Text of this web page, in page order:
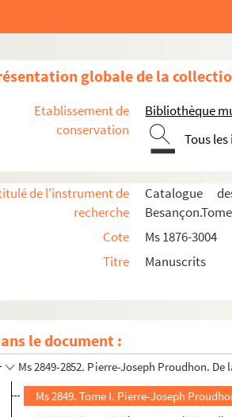
globale de la
Etablissement de
conservation
Bibliothèque
Tous
de l'instrument de
recherche
Catalogue
Cote
Ms 1876-3004
Titre
Manuscrits
le document :
Ms 2831. Pierre-Joseph Proudhon.
Ms 2838. Pierre-Joseph Proudhon. Les
Ms 2839. Pierre-Joseph Proudhon.
Ms 2840. Pierre-Joseph Proudhon. "Etudes
Ms 2841. Pierre-Joseph Proudhon.
Ms 2842. Pierre-Joseph Proudhon. "De la
Ms 2843. Pierre-Joseph Proudhon.
Ms 2844. Pierre-Joseph Proudhon. Notes
Ms 2846-2847. Pierre-Joseph Proudhon.
Ms 2848. Pierre-Joseph Proudhon. "La
Ms 2849-2852. Pierre-Joseph Proudhon.
Ms 2849. Tome I. Pierre-Joseph